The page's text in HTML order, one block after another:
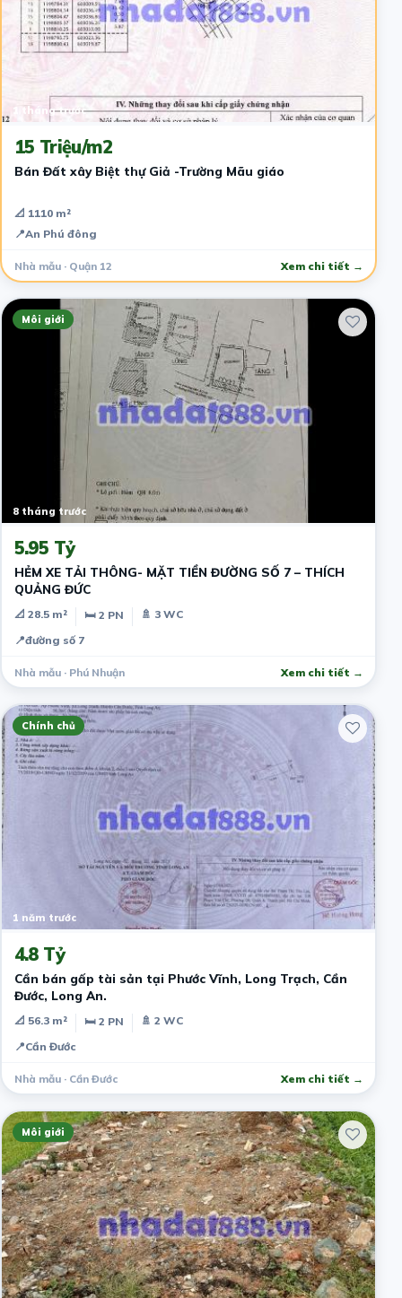
1 tháng trước
15 Triệu/m2
Bán Đất xây Biệt thự Giả -Trường Mãu giáo
📐 1110 m²
📍An Phú đông
Nhà mẫu · Quận 12 Xem chi tiết →
Môi giới
8 tháng trước
5.95 Tỷ
HẺM XE TẢI THÔNG- MẶT TIỀN ĐƯỜNG SỐ 7 – THÍCH
QUẢNG ĐỨC
📐 28.5 m² 🛏 2 PN
🚿 3 WC
📍đường số 7
Nhà mẫu · Phú Nhuận Xem chi tiết →
Chính chủ
1 năm trước
4.8 Tỷ
Cần bán gấp tài sản tại Phước Vĩnh, Long Trạch, Cần
Đước, Long An.
📐 56.3 m² 🛏 2 PN
🚿 2 WC
📍Cần Đước
Nhà mẫu · Cần Đước Xem chi tiết →
Môi giới